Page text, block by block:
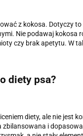
z kokosa. Dotyczy
Nie podawaj kokosa
czy brak apetytu. W
diety psa?
diety, ale nie jest
zbilansowana i